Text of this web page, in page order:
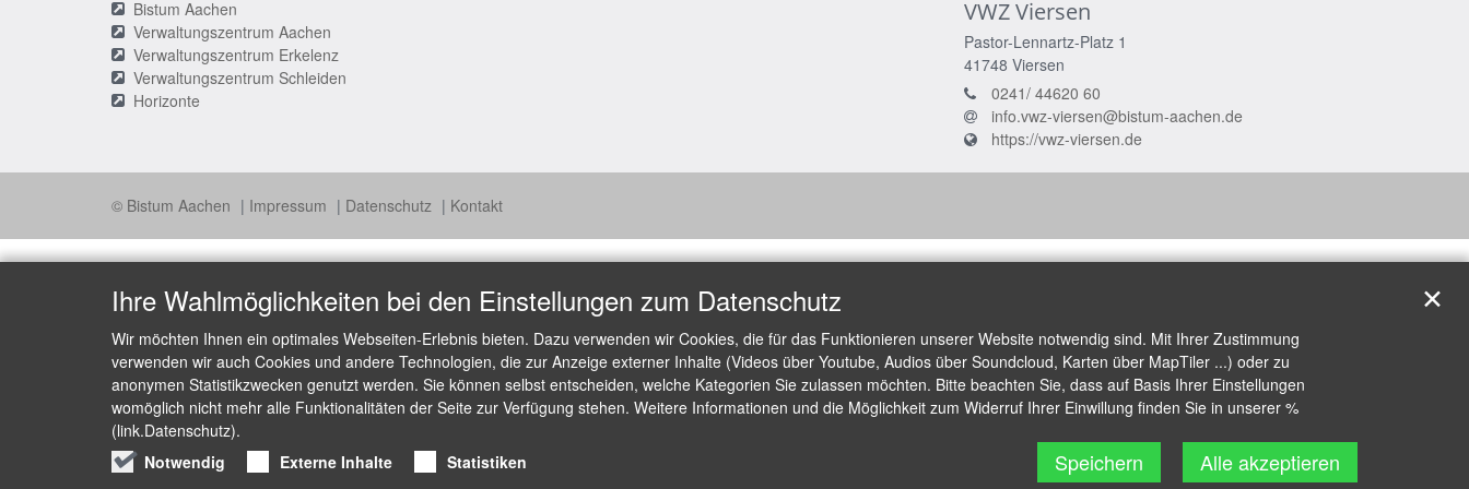
Bistum Aachen
Verwaltungszentrum Aachen
Verwaltungszentrum Erkelenz
Verwaltungszentrum Schleiden
Horizonte
VWZ Viersen
Pastor-Lennartz-Platz 1
41748 Viersen
0241/ 44620 60
info.vwz-viersen@bistum-aachen.de
https://vwz-viersen.de
© Bistum Aachen Impressum Datenschutz Kontakt
Ihre Wahlmöglichkeiten bei den Einstellungen zum Datenschutz
Wir möchten Ihnen ein optimales Webseiten-Erlebnis bieten. Dazu verwenden wir Cookies, die für das Funktionieren unserer Website notwendig sind. Mit Ihrer Zustimmung
verwenden wir auch Cookies und andere Technologien, die zur Anzeige externer Inhalte (Videos über Youtube, Audios über Soundcloud, Karten über MapTiler ...) oder zu
anonymen Statistikzwecken genutzt werden. Sie können selbst entscheiden, welche Kategorien Sie zulassen möchten. Bitte beachten Sie, dass auf Basis Ihrer Einstellungen
womöglich nicht mehr alle Funktionalitäten der Seite zur Verfügung stehen. Weitere Informationen und die Möglichkeit zum Widerruf Ihrer Einwillung finden Sie in unserer %
(link.Datenschutz).
Notwendig
Externe Inhalte Statistiken Speichern Alle akzeptieren
✕